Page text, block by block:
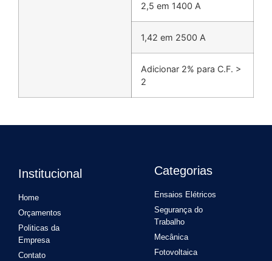
2,5 em 1400 A
1,42 em 2500 A
Adicionar 2% para C.F. >
2
Institucional
Home
Orçamentos
Politicas da
Empresa
Contato
Categorias
Ensaios Elétricos
Segurança do
Trabalho
Mecânica
Fotovoltaica